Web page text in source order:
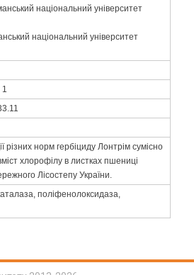
національний університет
національний університет
1
різних норм гербіциду Лонтрім сумісно
хлорофілу в листках пшениці
Лісостепу України.
поліфенолоксидаза,